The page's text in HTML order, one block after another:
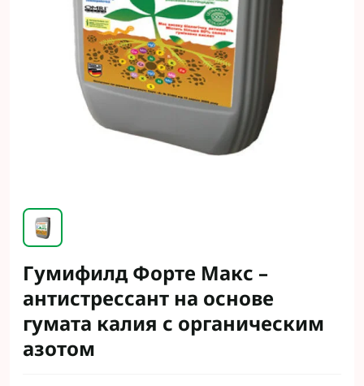
Гумифилд Форте Макс –
антистрессант на основе
гумата калия с органическим
азотом